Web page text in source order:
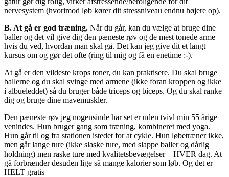
nervesystem (hvorimod løb kører dit stressniveau endnu højere op).
B. At gå er god træning. Når du går, kan du vælge at bruge dine
baller og det vil give dig den pæneste røv og de mest tonede arme –
hvis du ved, hvordan man skal gå. Det kan jeg give dit et langt
kursus om og gør det ofte (ring til mig og få en enetime :-).
At gå er den vildeste krops toner, du kan praktisere. Du skal bruge
ballerne og du skal svinge med armene (ikke foran kroppen og ikke
i albueleddet) så du bruger både triceps og biceps. Og du skal ranke
dig og bruge dine mavemuskler.
Den pæneste røv jeg nogensinde har set er uden tvivl min 55 årige
venindes. Hun bruger gang som træning, kombineret med yoga.
Hun går til og fra stationen istedet for at cykle. Hun løbetræner ikke,
men går lange ture (ikke slaske ture, med slappe baller og dårlig
holdning) men raske ture med kvalitetsbevægelser – HVER dag. At
gå forbrænder desuden lige så mange kalorier som løb. Og det er
HELT gratis